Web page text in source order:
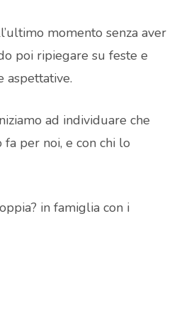
momento senza aver
poi ripiegare su feste e
aspettative.
ad individuare che
per noi, e con chi lo
in famiglia con i